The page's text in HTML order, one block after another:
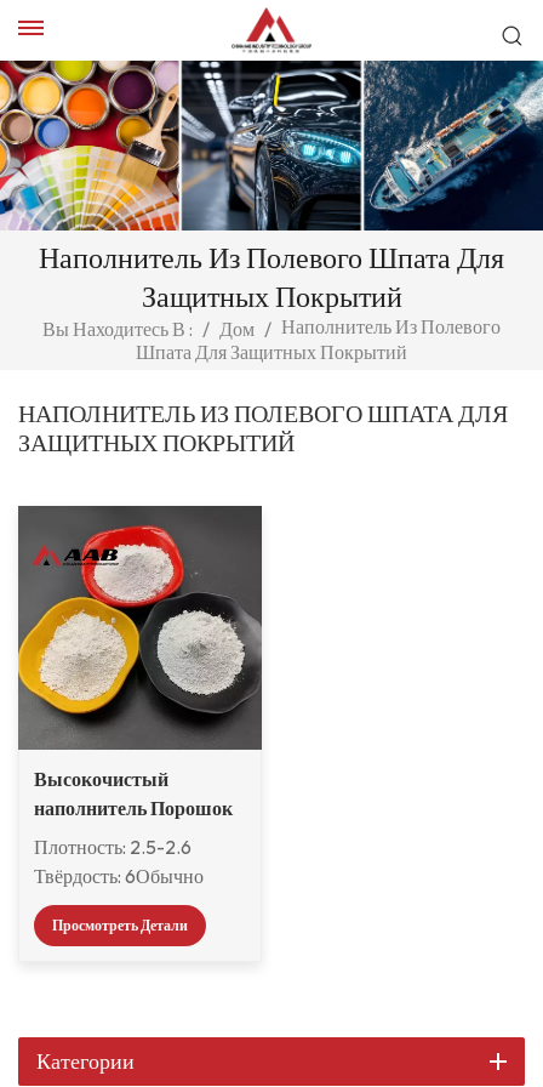
Наполнитель Из Полевого Шпата Для
Защитных Покрытий
Вы Находитесь В : / Дом / Наполнитель Из Полевого
Шпата Для Защитных Покрытий
НАПОЛНИТЕЛЬ ИЗ ПОЛЕВОГО ШПАТА ДЛЯ
ЗАЩИТНЫХ ПОКРЫТИЙ
Высокочистый
наполнитель Порошок
полевого шпата для
красок и покрытий
Плотность: 2.5-2.6
Твёрдость: 6Обычно
также известный как
ортоклаз, он имеет
плавления и высокой
вязкости плавления.
Просмотреть Детали
Категории